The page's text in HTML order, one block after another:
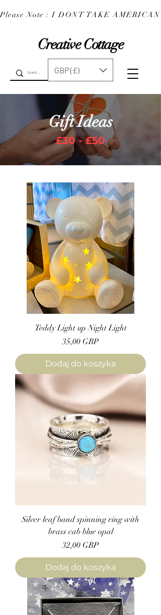
Creative Cottage
Please Note : I DONT TAKE
GBP (£)
Gift Ideas
£30 - £50
Teddy Light up Night Light
Cena
35,00 GBP
Dodaj do koszyka
Silver leaf band spinning ring with
brass cab blue opal
Cena
32,00 GBP
Dodaj do koszyka